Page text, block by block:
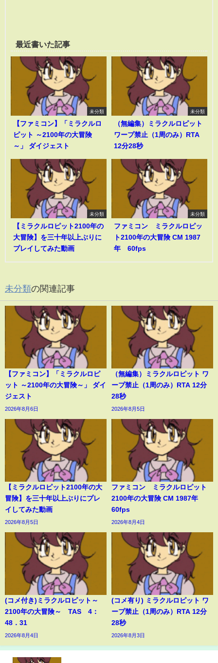
最近書いた記事
未分類
【ファミコン】「ミラクルロ
ピット ～2100年の大冒険
～」 ダイジェスト
未分類
（無編集）ミラクルロピット
ワープ禁止（1周のみ）RTA
12分28秒
未分類
【ミラクルロピット2100年の
大冒険】を三十年以上ぶりに
プレイしてみた動画
未分類
ファミコン ミラクルロピッ
ト2100年の大冒険 CM 1987
年 60fps
未分類の関連記事
【ファミコン】「ミラクルロピ
ット ～2100年の大冒険～」 ダイ
ジェスト
2026年8月6日
（無編集）ミラクルロピット ワ
ープ禁止（1周のみ）RTA 12分
28秒
2026年8月5日
【ミラクルロピット2100年の大
冒険】を三十年以上ぶりにプレ
イしてみた動画
2026年8月5日
ファミコン ミラクルロピット
2100年の大冒険 CM 1987年
60fps
2026年8月4日
(コメ付き)ミラクルロピット～
2100年の大冒険～ TAS 4：
48．31
2026年8月4日
(コメ有り) ミラクルロピット ワ
ープ禁止（1周のみ）RTA 12分
28秒
2026年8月3日